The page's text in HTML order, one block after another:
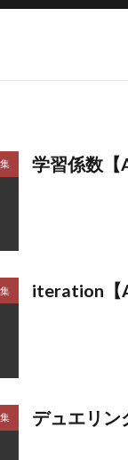
学習係数【
iteration【
デュエリン